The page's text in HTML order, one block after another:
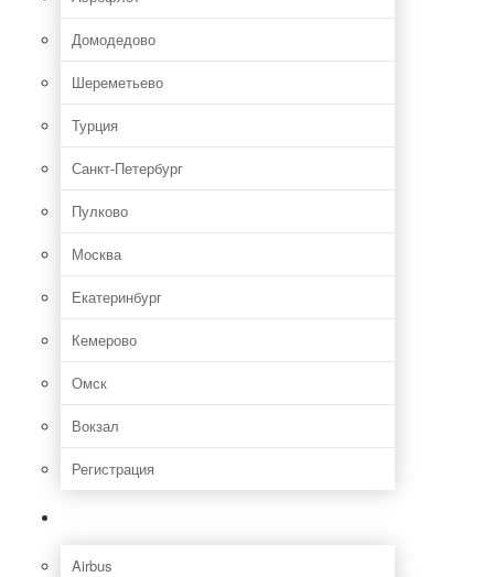
Домодедово
Шереметьево
Турция
Санкт-Петербург
Пулково
Москва
Екатеринбург
Кемерово
Омск
Вокзал
Регистрация
Airbus